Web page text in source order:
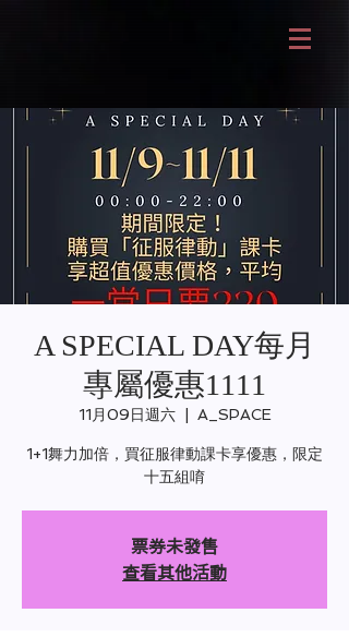
A SPECIAL DAY每月
專屬優惠1111
11月09日週六
  |
A_SPACE
1+1舞力加倍，買征服律動課卡享優惠，限定
十五組唷
票券未發售
查看其他活動